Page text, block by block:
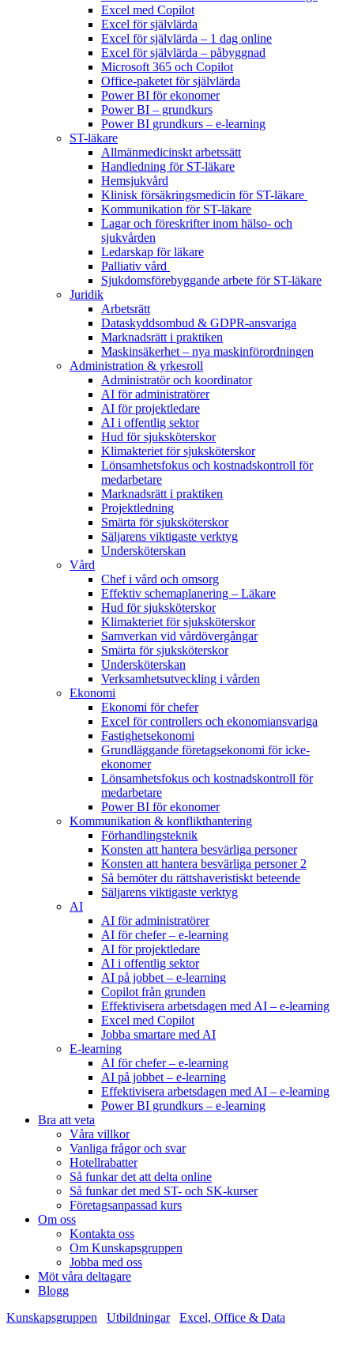
Excel med Copilot
Excel för självlärda
Excel för självlärda – 1 dag online
Excel för självlärda – påbyggnad
Microsoft 365 och Copilot
Office-paketet för självlärda
Power BI för ekonomer
Power BI – grundkurs
Power BI grundkurs – e-learning
ST-läkare
Allmänmedicinskt arbetssätt
Handledning för ST-läkare
Hemsjukvård
Klinisk försäkringsmedicin för ST-läkare
Kommunikation för ST-läkare
Lagar och föreskrifter inom hälso- och
sjukvården
Ledarskap för läkare
Palliativ vård
Sjukdomsförebyggande arbete för ST-läkare
Juridik
Arbetsrätt
Dataskyddsombud & GDPR-ansvariga
Marknadsrätt i praktiken
Maskinsäkerhet – nya maskinförordningen
Administration & yrkesroll
Administratör och koordinator
AI för administratörer
AI för projektledare
AI i offentlig sektor
Hud för sjuksköterskor
Klimakteriet för sjuksköterskor
Lönsamhetsfokus och kostnadskontroll för
medarbetare
Marknadsrätt i praktiken
Projektledning
Smärta för sjuksköterskor
Säljarens viktigaste verktyg
Undersköterskan
Vård
Chef i vård och omsorg
Effektiv schemaplanering – Läkare
Hud för sjuksköterskor
Klimakteriet för sjuksköterskor
Samverkan vid vårdövergångar
Smärta för sjuksköterskor
Undersköterskan
Verksamhetsutveckling i vården
Ekonomi
Ekonomi för chefer
Excel för controllers och ekonomiansvariga
Fastighetsekonomi
Grundläggande företagsekonomi för icke-
ekonomer
Lönsamhetsfokus och kostnadskontroll för
medarbetare
Power BI för ekonomer
Kommunikation & konflikthantering
Förhandlingsteknik
Konsten att hantera besvärliga personer
Konsten att hantera besvärliga personer 2
Så bemöter du rättshaveristiskt beteende
Säljarens viktigaste verktyg
AI
AI för administratörer
AI för chefer – e-learning
AI för projektledare
AI i offentlig sektor
AI på jobbet – e-learning
Copilot från grunden
Effektivisera arbetsdagen med AI – e-learning
Excel med Copilot
Jobba smartare med AI
E-learning
AI för chefer – e-learning
AI på jobbet – e-learning
Effektivisera arbetsdagen med AI – e-learning
Power BI grundkurs – e-learning
Bra att veta
Våra villkor
Vanliga frågor och svar
Hotellrabatter
Så funkar det att delta online
Så funkar det med ST- och SK-kurser
Företagsanpassad kurs
Om oss
Kontakta oss
Om Kunskapsgruppen
Jobba med oss
Möt våra deltagare
Blogg
Kunskapsgruppen
Utbildningar/ Excel, Office & Data